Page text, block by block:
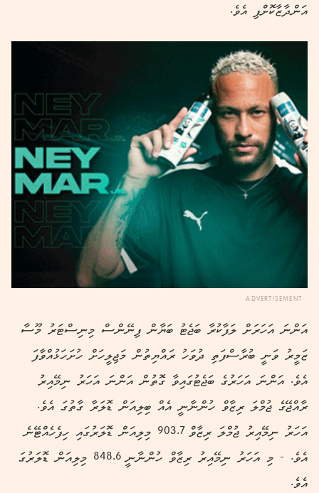
އަންދާޒާކޮށްފި އެވެ.
ADVERTISEMENT
އަންނަ އަހަރަށް ލަފާކުރާ ބަޖެޓު ބަޔާން ފިނޭންސް މިނިސްޓަރު މޫސާ
ޒަމީރު ވަނީ ބުރާސްފަތި ދުވަހު ރައްޔިތުން މަޖިލީހަށް ހުށަހަޅުއްވާފަ
އެވެ. އަންނަ އަހަރުގެ ބަޖެޓުގައިވާ ގޮތުން އަންނަ އަހަރު ނިމޭއިރު
ރާއްޖޭގެ ޖުމްލަ ރިޒާވް ހުންނާނީ އެއް ބިލިއަން ޑޮލަރާ ގާތުގަ އެވެ.
އަހަރު ނިމޭއިރު ޖުމްލަ ރިޒާވް 903.7 މިލިއަން ޑޮލަރުގައި ހިފެހެއްޓޭނެ
އެވެ. - މި އަހަރު ނިމޭއިރު ރިޒާވް ހުންނާނީ 848.6 މިލިއަން ޑޮލަރުގަ
އެވެ.